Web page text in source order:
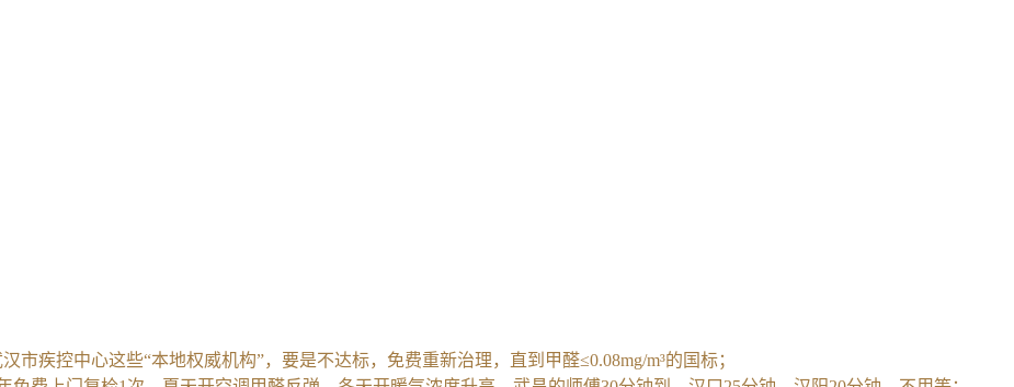
疾控中心这些“本地权威机构”，要是不达标，免费重新治理，直到甲醛≤0.08mg/m³的国标；